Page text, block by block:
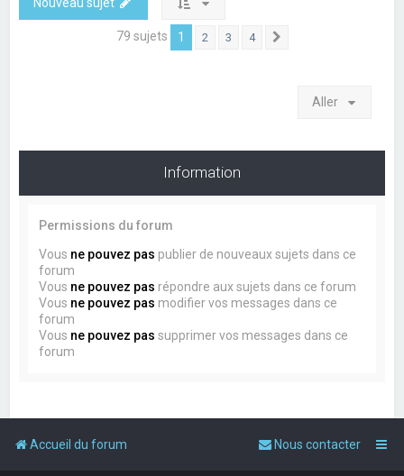
79 sujets 1 2 3 4
Aller
Information
Permissions du forum
Vous ne pouvez pas publier de nouveaux sujets dans ce
forum
Vous ne pouvez pas répondre aux sujets dans ce forum
Vous ne pouvez pas modifier vos messages dans ce
forum
Vous ne pouvez pas supprimer vos messages dans ce
forum
Accueil du forum Nous contacter